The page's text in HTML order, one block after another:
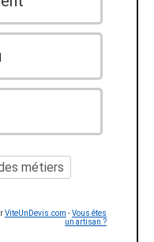
métiers
ViteUnDevis.com -Vous êtes
un artisan ?